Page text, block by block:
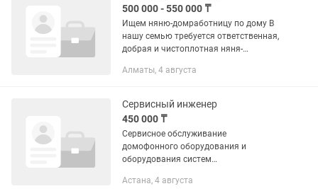
500 000 - 550 000 ₸
Ищем няню-домработницу по дому В
нашу семью требуется ответственная,
добрая и чистоплотная няня-
работу. График работы: 6/1, 7:30-19:30,
Алматы, 4 августа
Сервисный инженер
450 000 ₸
Сервисное обслуживание
домофонного оборудования и
оборудования систем
города Астана (ЖК находятся в разных
Астана, 4 августа